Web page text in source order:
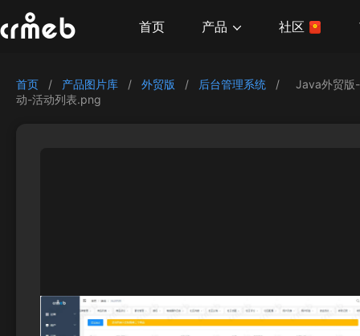
首页 产品 社区
首页 / 产品图片库 / 外贸版 / 后台管理系统 /
Java外贸版
动-活动列表.png